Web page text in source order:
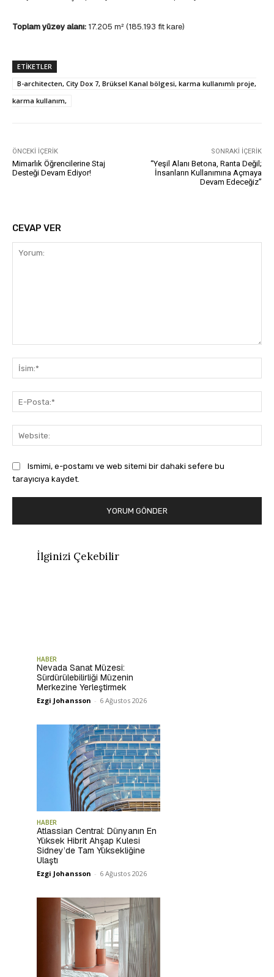
Toplam yüzey alanı: 17.205 m² (185.193 fit kare)
ETIKETLER
B-architecten, City Dox 7, Brüksel Kanal bölgesi, karma kullanımlı proje,
karma kullanım,
ÖNCEKI İÇERIK
Mimarlık Öğrencilerine Staj
Desteği Devam Ediyor!
SONRAKI İÇERIK
“Yeşil Alanı Betona, Ranta Değil;
İnsanların Kullanımına Açmaya
Devam Edeceğiz”
CEVAP VER
Ismimi, e-postamı ve web sitemi bir dahaki sefere bu
tarayıcıya kaydet.
İlginizi Çekebilir
HABER
Nevada Sanat Müzesi:
Sürdürülebilirliği Müzenin
Merkezine Yerleştirmek
Ezgi Johansson - 6 Ağustos 2026
HABER
Atlassian Central: Dünyanın En
Yüksek Hibrit Ahşap Kulesi
Sidney’de Tam Yüksekliğine
Ulaştı
Ezgi Johansson - 6 Ağustos 2026